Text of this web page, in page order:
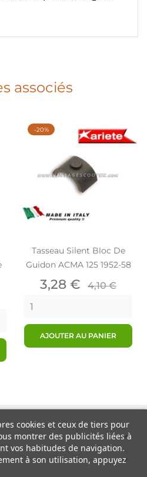
associés
Tasseau Silent Bloc De
Guidon ACMA 125 1952-58
Prix
3,28 € Prix
4,10 €
AJOUTER AU PANIER
-20%


cookies et ceux de tiers pour
montrer des publicités liées à
vos habitudes de navigation.
à son utilisation, appuyez